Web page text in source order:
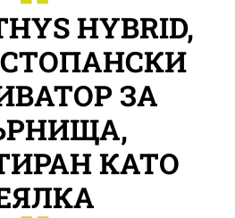
HYBRID,
ЗА
КАТО